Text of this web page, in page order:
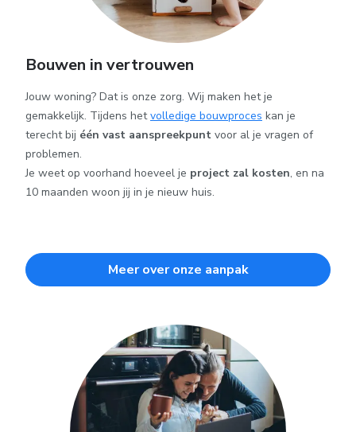
Bouwen in vertrouwen
Jouw woning? Dat is onze zorg. Wij maken het je
gemakkelijk. Tijdens hetvolledige bouwproces kan je
terecht bij één vast aanspreekpunt voor al je vragen of
problemen.
Je weet op voorhand hoeveel je project zal kosten, en na
10 maanden woon jij in je nieuw huis.
Meer over onze aanpak